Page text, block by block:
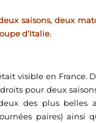
saisons, deux
d’Italie.
visible en France.
pour deux
des plus belles
paires) ainsi